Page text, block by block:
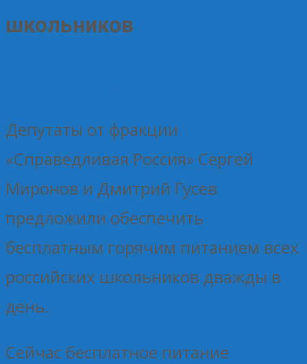
школьников
Депутаты от фракции
«Справедливая Россия» Сергей
Миронов и Дмитрий Гусев
предложили обеспечить
бесплатным горячим питанием всех
российских школьников дважды в
день.
Сейчас бесплатное питание